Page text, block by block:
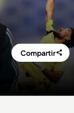
Compartir